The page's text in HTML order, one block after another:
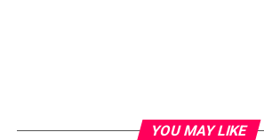
YOU MAY LIKE